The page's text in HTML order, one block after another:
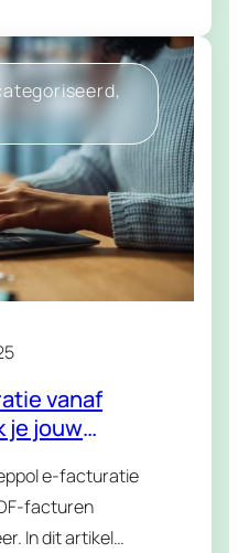
vanaf
je jouw
e-facturatie
facturen
In dit artikel